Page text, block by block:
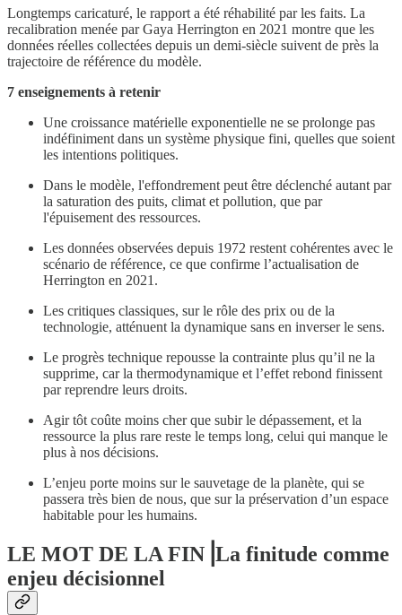
Longtemps caricaturé, le rapport a été réhabilité par les faits. La
recalibration menée par Gaya Herrington en 2021 montre que les
données réelles collectées depuis un demi-siècle suivent de près la
trajectoire de référence du modèle.
7 enseignements à retenir
Une croissance matérielle exponentielle ne se prolonge pas
indéfiniment dans un système physique fini, quelles que soient
les intentions politiques.
Dans le modèle, l'effondrement peut être déclenché autant par
la saturation des puits, climat et pollution, que par
l'épuisement des ressources.
Les données observées depuis 1972 restent cohérentes avec le
scénario de référence, ce que confirme l’actualisation de
Herrington en 2021.
Les critiques classiques, sur le rôle des prix ou de la
technologie, atténuent la dynamique sans en inverser le sens.
Le progrès technique repousse la contrainte plus qu’il ne la
supprime, car la thermodynamique et l’effet rebond finissent
par reprendre leurs droits.
Agir tôt coûte moins cher que subir le dépassement, et la
ressource la plus rare reste le temps long, celui qui manque le
plus à nos décisions.
L’enjeu porte moins sur le sauvetage de la planète, qui se
passera très bien de nous, que sur la préservation d’un espace
habitable pour les humains.
LE MOT DE LA FIN⎟La finitude comme
enjeu décisionnel